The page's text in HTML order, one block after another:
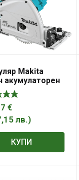
Makita
акумулаторен
€
лв.)
КУПИ